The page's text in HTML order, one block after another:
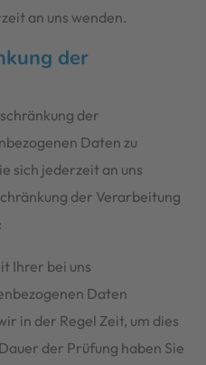
an uns wenden.
der
der
Daten zu
sich jederzeit an uns
der Verarbeitung
Ihrer bei uns
Daten
in der Regel Zeit, um dies
der Prüfung haben Sie